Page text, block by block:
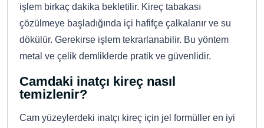
işlem birkaç dakika bekletilir. Kireç tabakası
çözülmeye başladığında içi hafifçe çalkalanır ve su
dökülür. Gerekirse işlem tekrarlanabilir. Bu yöntem
metal ve çelik demliklerde pratik ve güvenlidir.
Camdaki inatçı kireç nasıl
temizlenir?
Cam yüzeylerdeki inatçı kireç için jel formüller en iyi